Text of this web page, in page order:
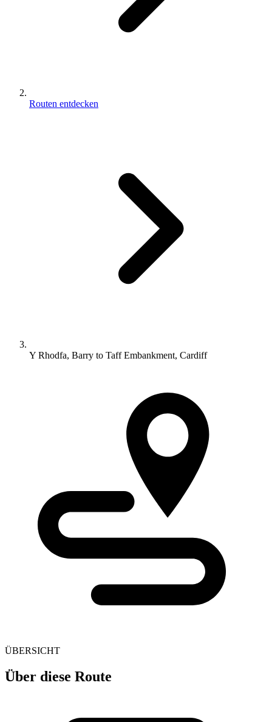
Routen entdecken
Y Rhodfa, Barry to Taff Embankment, Cardiff
ÜBERSICHT
Über diese Route